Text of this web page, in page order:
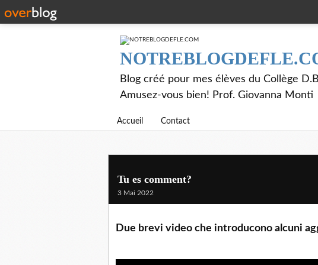
Blog créé pour mes élèves du Collège
Amusez-vous bien! Prof. Giovanna Monti
Accueil Contact
Tu es comment?
3 Mai 2022
Due brevi video che introducono alcuni